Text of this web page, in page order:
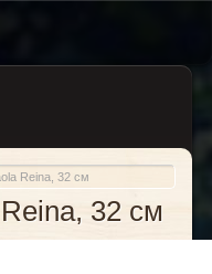
Reina, 32 см
32 см